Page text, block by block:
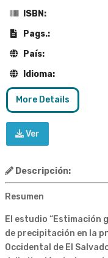
ISBN:
Pags.:
País:
Idioma:
More Details
Ver
Descripción:
Resumen
El estudio “Estimación
de precipitación en la
Occidental de El